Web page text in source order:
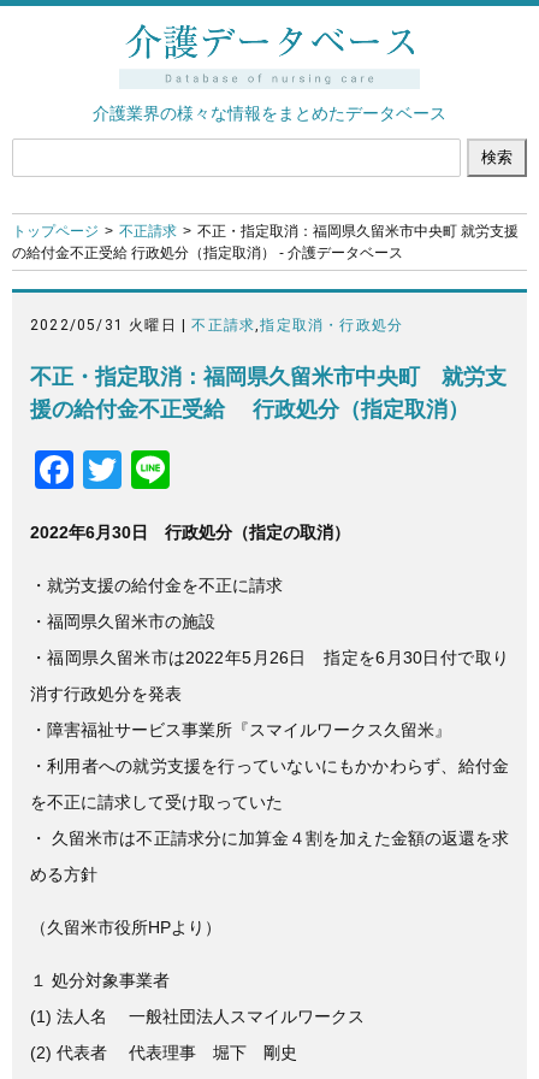
介護業界の様々な情報をまとめたデータベース
トップページ 不正請求
不正・指定取消：福岡県久留米市中央町 就労支援
の給付金不正受給 行政処分（指定取消） - 介護データベース
2022/05/31 火曜日 |不正請求,指定取消・行政処分
不正・指定取消：福岡県久留米市中央町 就労支
援の給付金不正受給 行政処分（指定取消）
F
c
e
b
o
o
k
T
tt
er
e
2022年6月30日 行政処分（指定の取消）
・就労支援の給付金を不正に請求
・福岡県久留米市の施設
・福岡県久留米市は2022年5月26日 指定を6月30日付で取り
消す行政処分を発表
・障害福祉サービス事業所『スマイルワークス久留米』
・利用者への就労支援を行っていないにもかかわらず、給付金
を不正に請求して受け取っていた
・ 久留米市は不正請求分に加算金４割を加えた金額の返還を求
める方針
（久留米市役所HPより）
１ 処分対象事業者
(1) 法人名 一般社団法人スマイルワークス
(2) 代表者 代表理事 堀下 剛史